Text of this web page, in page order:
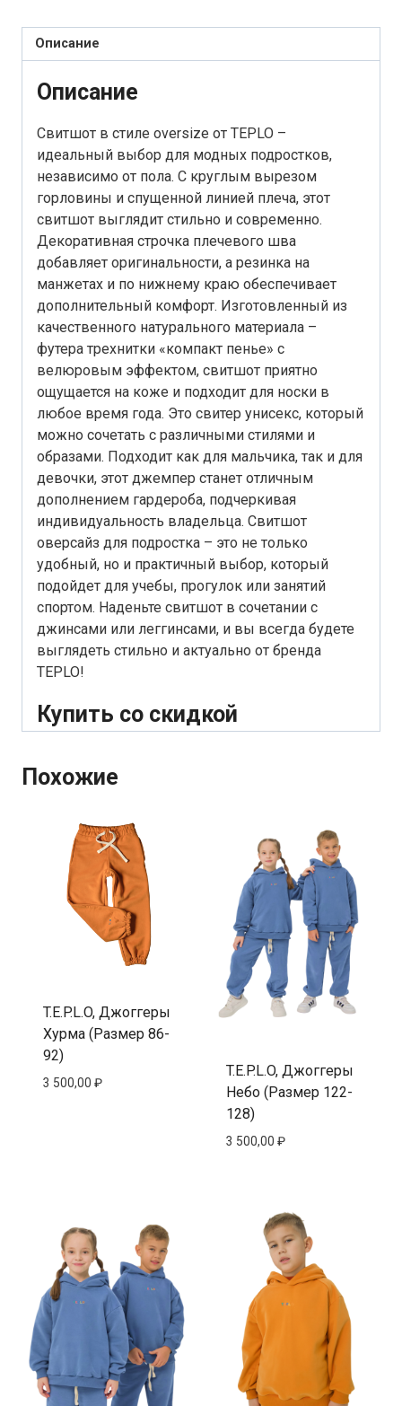
Описание
Описание
Свитшот в стиле oversize от TEPLO –
идеальный выбор для модных подростков,
независимо от пола. С круглым вырезом
горловины и спущенной линией плеча, этот
свитшот выглядит стильно и современно.
Декоративная строчка плечевого шва
добавляет оригинальности, а резинка на
манжетах и по нижнему краю обеспечивает
дополнительный комфорт. Изготовленный из
качественного натурального материала –
футера трехнитки «компакт пенье» с
велюровым эффектом, свитшот приятно
ощущается на коже и подходит для носки в
любое время года. Это свитер унисекс, который
можно сочетать с различными стилями и
образами. Подходит как для мальчика, так и для
девочки, этот джемпер станет отличным
дополнением гардероба, подчеркивая
индивидуальность владельца. Свитшот
оверсайз для подростка – это не только
удобный, но и практичный выбор, который
подойдет для учебы, прогулок или занятий
спортом. Наденьте свитшот в сочетании с
джинсами или леггинсами, и вы всегда будете
выглядеть стильно и актуально от бренда
TEPLO!
Купить со скидкой
Похожие
T.E.P.L.O, Джоггеры
Хурма (Размер 86-
92)
3 500,00 ₽
T.E.P.L.O, Джоггеры
Небо (Размер 122-
128)
3 500,00 ₽